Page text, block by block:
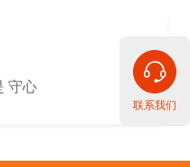
守心
联系我们